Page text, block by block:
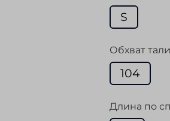
S
Обхват
104
Длина по